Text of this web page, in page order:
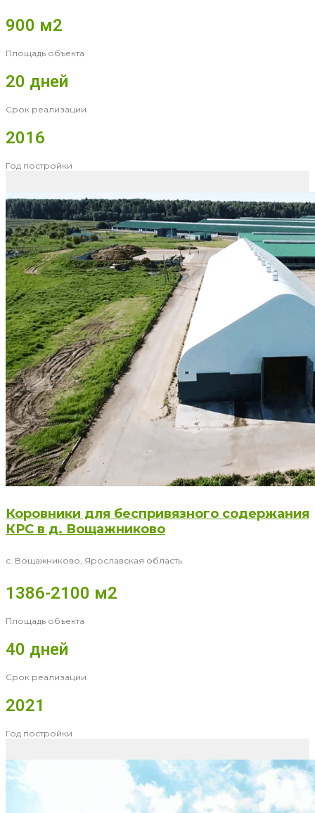
900 м2
Площадь объекта
20 дней
Срок реализации
2016
Год постройки
Коровники для беспривязного содержания
КРС в д. Вощажниково
с. Вощажниково, Ярославская область
1386-2100 м2
Площадь объекта
40 дней
Срок реализации
2021
Год постройки